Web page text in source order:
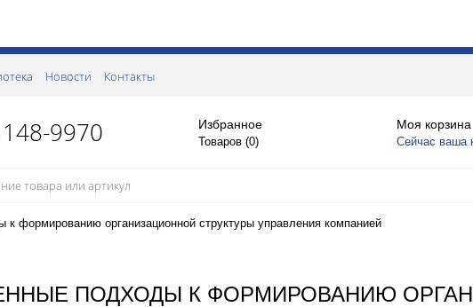
Новости Контакты
9970 Избранное
Товаров (0)
Моя корзина
Сейчас ваша
формированию организационной структуры управления компанией
ПОДХОДЫ К ФОРМИРОВАНИЮ